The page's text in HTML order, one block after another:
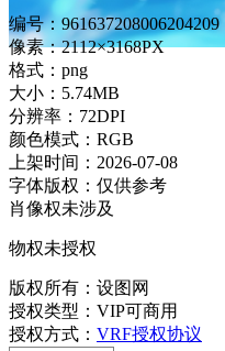
编号：961637208006204209
像素：2112×3168PX
格式：png
大小：5.74MB
分辨率：72DPI
颜色模式：RGB
上架时间：2026-07-08
字体版权：仅供参考
肖像权未涉及
物权未授权
版权所有：设图网
授权类型：VIP可商用
授权方式： VRF授权协议